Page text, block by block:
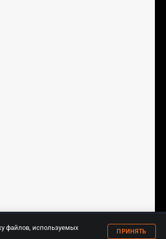
18+
файлов, используемых
ПРИНЯТЬ